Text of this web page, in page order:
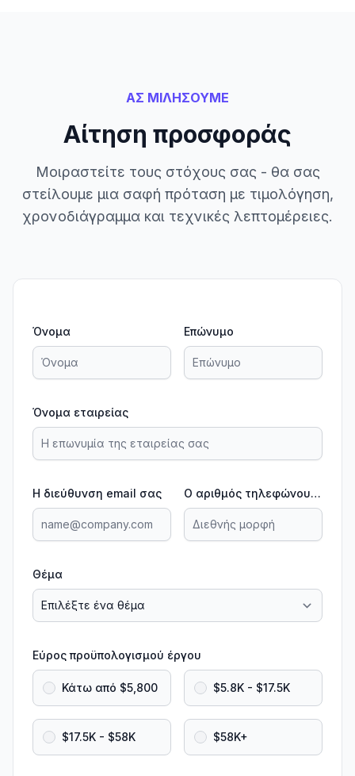
ΑΣ ΜΙΛΗΣΟΥΜΕ
Αίτηση προσφοράς
Μοιραστείτε τους στόχους σας - θα σας
στείλουμε μια σαφή πρόταση με τιμολόγηση,
χρονοδιάγραμμα και τεχνικές λεπτομέρειες.
Όνομα Επώνυμο
Όνομα εταιρείας
Η διεύθυνση email σας Ο αριθμός τηλεφώνου σας
Θέμα
Εύρος προϋπολογισμού έργου
Κάτω από $5,800 $5.8K - $17.5K
$17.5K - $58K $58K+